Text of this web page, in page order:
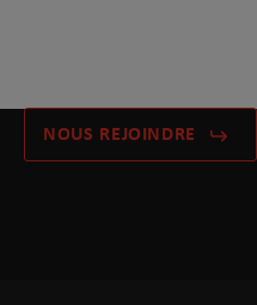
NOUS REJOINDRE